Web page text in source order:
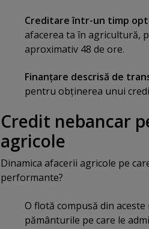
Creditare într-un timp
afacerea ta în agricultură,
aproximativ 48 de ore.
Finanţare descrisă de
pentru obţinerea unui
Credit nebancar
agricole
Dinamica afacerii agricole pe
performante?
O flotă compusă din
pământurile pe care le